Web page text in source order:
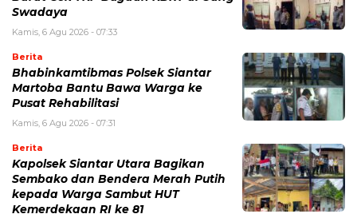
Swadaya
Kamis, 6 Agu 2026 - 07:33
Berita
Bhabinkamtibmas Polsek Siantar
Martoba Bantu Bawa Warga ke
Pusat Rehabilitasi
Kamis, 6 Agu 2026 - 07:31
Berita
Kapolsek Siantar Utara Bagikan
Sembako dan Bendera Merah Putih
kepada Warga Sambut HUT
Kemerdekaan RI ke 81